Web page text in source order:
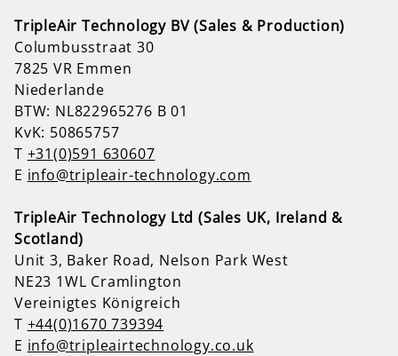
TripleAir Technology BV (Sales & Production)
Columbusstraat 30
7825 VR Emmen
Niederlande
BTW: NL822965276 B 01
KvK: 50865757
T +31(0)591 630607
E info@tripleair-technology.com
TripleAir Technology Ltd (Sales UK, Ireland &
Scotland)
Unit 3, Baker Road, Nelson Park West
NE23 1WL Cramlington
Vereinigtes Königreich
T +44(0)1670 739394
E info@tripleairtechnology.co.uk